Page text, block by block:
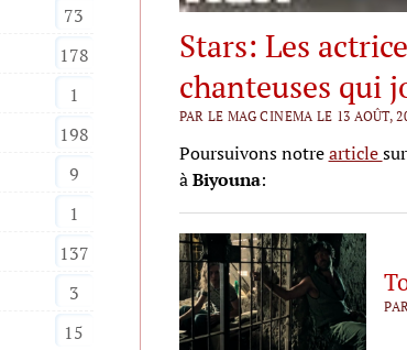
73
178
1
198
9
1
137
3
15
Stars: Les
chanteuses qui
PAR LE MAG CINEMA LE 13 AOÛT,
Poursuivons notrearticle
àBiyouna: